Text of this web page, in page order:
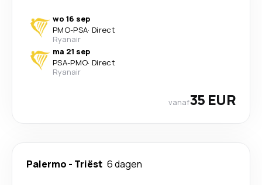
wo 16 sep
PMO-PSA· Direct
Ryanair
ma 21 sep
PSA-PMO· Direct
Ryanair
vanaf35 EUR
Palermo - Triëst 6 dagen